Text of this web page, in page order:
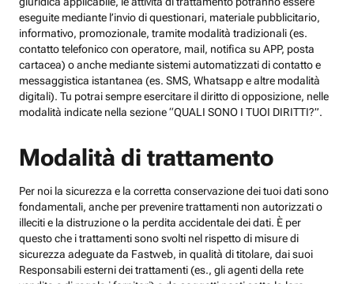
eseguite mediante l’invio di questionari, materiale pubblicitario,
informativo, promozionale, tramite modalità tradizionali (es.
contatto telefonico con operatore, mail, notifica su APP, posta
cartacea) o anche mediante sistemi automatizzati di contatto e
messaggistica istantanea (es. SMS, Whatsapp e altre modalità
digitali). Tu potrai sempre esercitare il diritto di opposizione, nelle
modalità indicate nella sezione “QUALI SONO I TUOI DIRITTI?”.
Modalità di trattamento
Per noi la sicurezza e la corretta conservazione dei tuoi dati sono
fondamentali, anche per prevenire trattamenti non autorizzati o
illeciti e la distruzione o la perdita accidentale dei dati. È per
questo che i trattamenti sono svolti nel rispetto di misure di
sicurezza adeguate da Fastweb, in qualità di titolare, dai suoi
Responsabili esterni dei trattamenti (es., gli agenti della rete